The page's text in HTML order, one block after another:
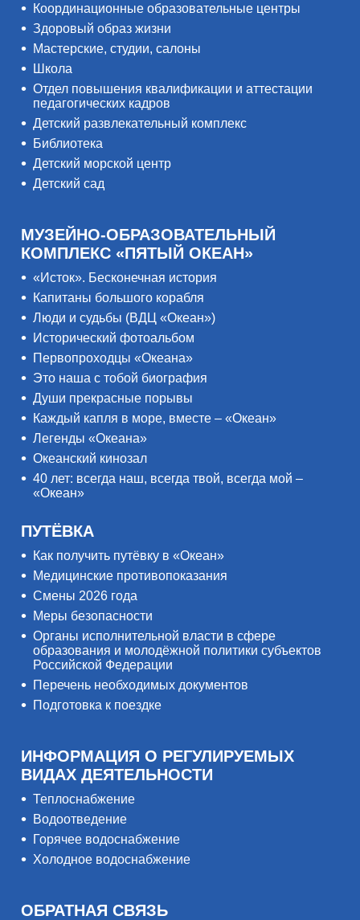
Координационные образовательные центры
Здоровый образ жизни
Мастерские, студии, салоны
Школа
Отдел повышения квалификации и аттестации
педагогических кадров
Детский развлекательный комплекс
Библиотека
Детский морской центр
Детский сад
МУЗЕЙНО-ОБРАЗОВАТЕЛЬНЫЙ
КОМПЛЕКС «ПЯТЫЙ ОКЕАН»
«Исток». Бесконечная история
Капитаны большого корабля
Люди и судьбы (ВДЦ «Океан»)
Исторический фотоальбом
Первопроходцы «Океана»
Это наша с тобой биография
Души прекрасные порывы
Каждый капля в море, вместе – «Океан»
Легенды «Океана»
Океанский кинозал
40 лет: всегда наш, всегда твой, всегда мой –
«Океан»
ПУТЁВКА
Как получить путёвку в «Океан»
Медицинские противопоказания
Смены 2026 года
Меры безопасности
Органы исполнительной власти в сфере
образования и молодёжной политики субъектов
Российской Федерации
Перечень необходимых документов
Подготовка к поездке
ИНФОРМАЦИЯ О РЕГУЛИРУЕМЫХ
ВИДАХ ДЕЯТЕЛЬНОСТИ
Теплоснабжение
Водоотведение
Горячее водоснабжение
Холодное водоснабжение
ОБРАТНАЯ СВЯЗЬ